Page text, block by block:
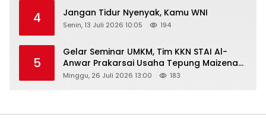
4 Jangan Tidur Nyenyak, Kamu WNI
Senin, 13 Juli 2026 10:05 194
5
Gelar Seminar UMKM, Tim KKN STAI Al-
Anwar Prakarsai Usaha Tepung Maizena
di Logung
Minggu, 26 Juli 2026 13:00 183